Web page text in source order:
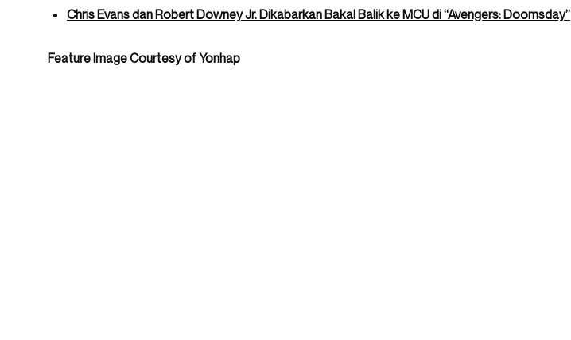
Chris Evans dan Robert Downey Jr. Dikabarkan Bakal Balik ke MCU di “Avengers: Doomsday”
Feature Image Courtesy of Yonhap